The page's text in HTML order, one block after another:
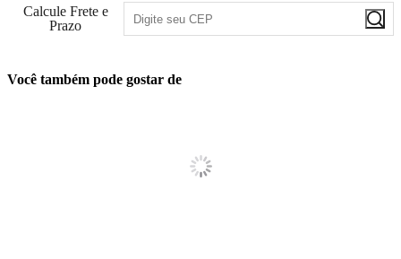
Calcule Frete e
Prazo
Você também pode gostar de